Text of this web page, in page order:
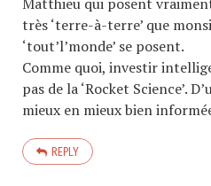
très ‘terre-à-terre’ que
‘tout’l’monde’ se posent.
Comme quoi, investir
pas de la ‘Rocket Science’.
mieux en mieux bien
REPLY